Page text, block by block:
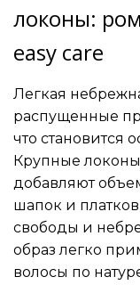
локоны:
easy care
Легкая
распущенные
что становится
Крупные
добавляют
шапок и
свободы и
образ легко
волосы по